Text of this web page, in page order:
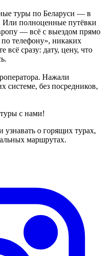
туры по Беларуси — в
полноценные путёвки
— всё с выездом прямо
телефону», никаких
сразу: дату, цену, что
Нажали
системе, без посредников,
с нами!
о горящих турах,
маршрутах.